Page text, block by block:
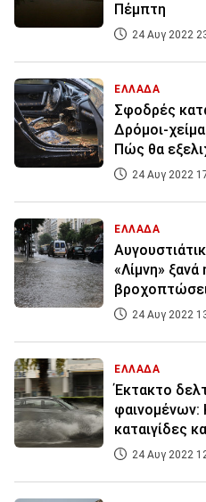
Πέμπτη
24 Αυγ 2022
ΕΛΛΑΔΑ
Σφοδρές
Δρόμοι-
Πώς θα
24 Αυγ 2022
ΕΛΛΑΔΑ
«Λίμνη» ξανά
24 Αυγ 2022
ΕΛΛΑΔΑ
Έκτακτο
φαινομένων:
καταιγίδες
24 Αυγ 2022